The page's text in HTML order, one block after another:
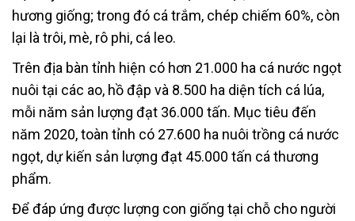
hương giống; trong đó cá trắm, chép chiếm 60%, còn
lại là trôi, mè, rô phi, cá leo.
Trên địa bàn tỉnh hiện có hơn 21.000 ha cá nước ngọt
nuôi tại các ao, hồ đập và 8.500 ha diện tích cá lúa,
mỗi năm sản lượng đạt 36.000 tấn. Mục tiêu đến
năm 2020, toàn tỉnh có 27.600 ha nuôi trồng cá nước
ngọt, dự kiến sản lượng đạt 45.000 tấn cá thương
phẩm.
Để đáp ứng được lượng con giống tại chỗ cho người